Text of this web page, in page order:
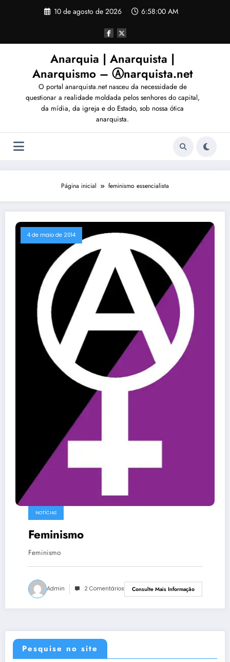
10 de agosto de 2026 6:58:03 AM
Anarquia | Anarquista |
Anarquismo – Ⓐnarquista.net
O portal anarquista.net nasceu da necessidade de
questionar a realidade moldada pelos senhores do capital,
da mídia, da igreja e do Estado, sob nossa ótica
anarquista.
Página inicial feminismo essencialista
4 de maio de 2014
NOTÍCIAS
Feminismo
Feminismo
Admin 2 Comentários Consulte Mais Informação
Pesquise no site